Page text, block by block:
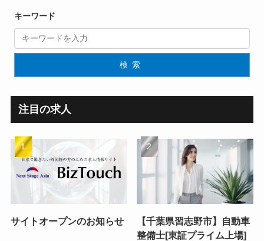
キーワード
検索
注目の求人
サイトオープンのお知らせ
【千葉県習志野市】自動車
整備士[東証プライム上場]